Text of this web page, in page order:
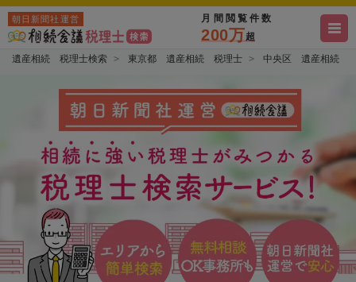
朝日新聞社運営 月間閲覧件数
200万超
遺産相続 税理士検索 東京都 遺産相続 税理士 中央区 遺産相続